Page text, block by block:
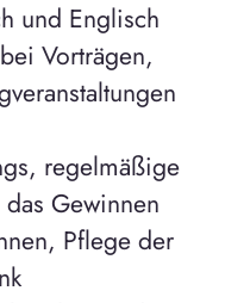
und Englisch
Vorträgen,
regelmäßige
Gewinnen
Pflege der